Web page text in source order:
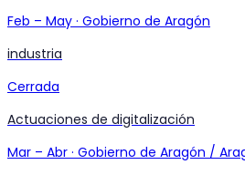
Feb – May · Gobierno de Aragón
industria
Cerrada
Actuaciones de digitalización
Mar – Abr · Gobierno de Aragón /